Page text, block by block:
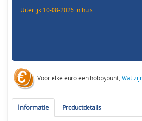
Uiterlijk 10-08-2026 in huis.
Voor elke euro een hobbypunt,Wat
Informatie Productdetails